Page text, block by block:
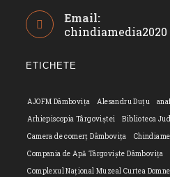
in
your
Email:
ETICHETE
AJOFM Dâmbovița Alesandru Duțu
Arhiepiscopia Târgoviștei
Biblioteca
Camera de comerț Dâmbovița
Compania de Apă Târgoviște Dâmbovița
Complexul Național Muzeal Curtea